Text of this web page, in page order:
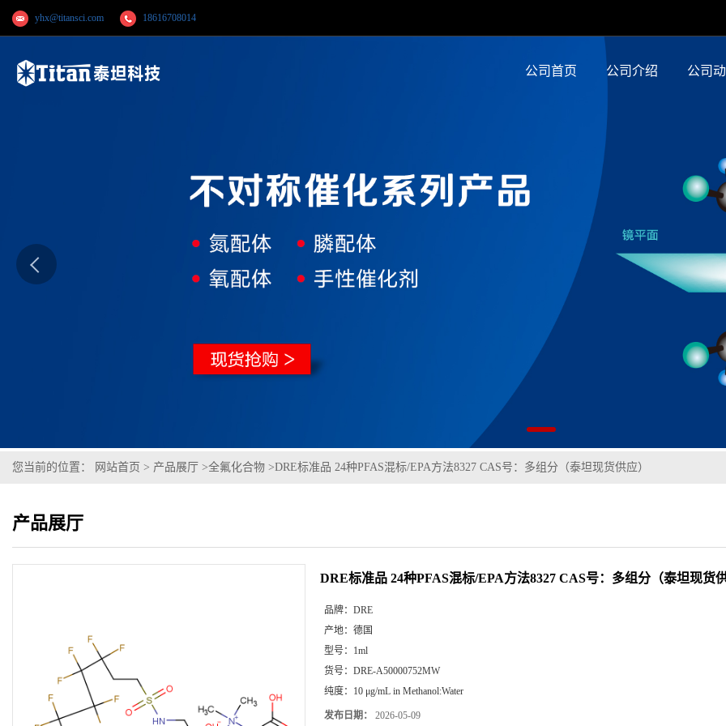
yhx@titansci.com 18616708014
公司首页 公司介绍 公司
您当前的位置： 网站首页 > 产品展厅 >全氟化合物 >DRE标准品 24种PFAS混标/EPA方法8327 CAS号：多组分（泰坦现货供应）
产品展厅
DRE标准品 24种PFAS混标/EPA方法8327 CAS号：多组分（泰坦现货
品牌： DRE
产地： 德国
型号： 1ml
货号： DRE-A50000752MW
纯度： 10 μg/mL in Methanol:Water
发布日期： 2026-05-09